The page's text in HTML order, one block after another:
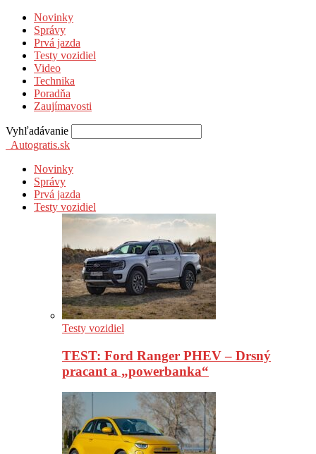
Novinky
Správy
Prvá jazda
Testy vozidiel
Video
Technika
Poradňa
Zaujímavosti
Vyhľadávanie
Autogratis.sk
Novinky
Správy
Prvá jazda
Testy vozidiel
Testy vozidiel
TEST: Ford Ranger PHEV – Drsný
pracant a „powerbanka“